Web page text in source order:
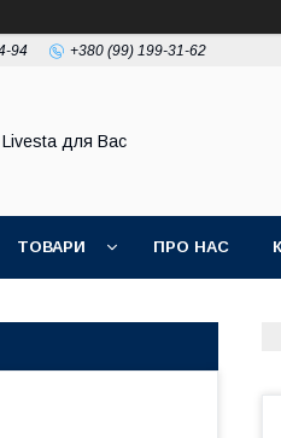
94 +380 (99) 199-31-62
Livesta для Вас
ТОВАРИ ПРО НАС